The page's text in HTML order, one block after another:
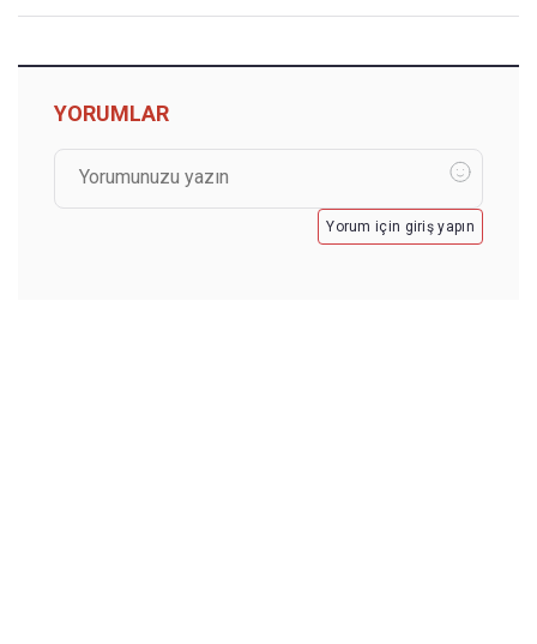
YORUMLAR
Yorum için giriş yapın